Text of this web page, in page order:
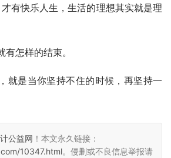
有快乐人生，生活的理想其实就是理
怎样的结束。
就是当你坚持不住的时候，再坚持一
公益网 ！本文永久链接：
10347.html。侵删或不良信息举报请